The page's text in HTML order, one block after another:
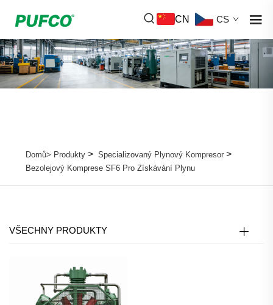
CN CS
Domů> Produkty> Specializovaný Plynový Kompresor>
Bezolejový Komprese SF6 Pro Získávání Plynu
VŠECHNY PRODUKTY